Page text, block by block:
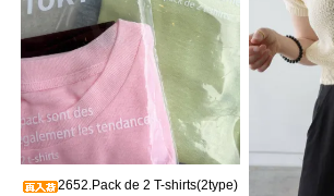
2652.Pack de 2 T-shirts(2type)